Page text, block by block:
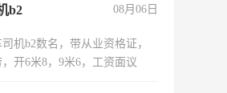
b2 08月06日
机b2数名，带从业资格证，
开6米8，9米6，工资面议